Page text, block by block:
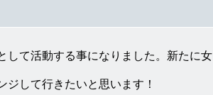
して活動する事になりました。新たに女
して行きたいと思います！